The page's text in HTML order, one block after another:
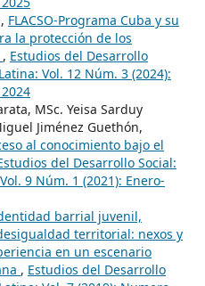
FLACSO-Programa Cuba y su
la protección de los
, Estudios del Desarrollo
Vol. 12 Núm. 3 (2024):
MSc. Yeisa Sarduy
Jiménez Guethón,
al conocimiento bajo el
del Desarrollo Social:
9 Núm. 1 (2021): Enero-
barrial juvenil,
territorial: nexos y
en un escenario
, Estudios del Desarrollo